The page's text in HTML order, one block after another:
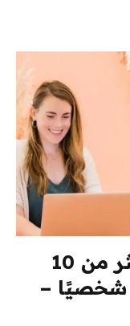
لقد عملت من المنزل لأكثر من 10
شخصيًا –